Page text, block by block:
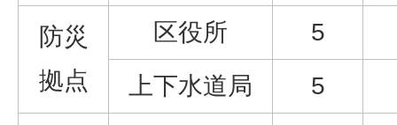
防災
拠点
区役所
5
上下水道局
5